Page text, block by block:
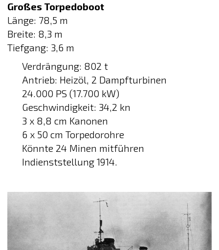
Großes Torpedoboot
Länge: 78,5 m
Breite: 8,3 m
Tiefgang: 3,6 m
Verdrängung: 802 t
Antrieb: Heizöl, 2 Dampfturbinen
24.000 PS (17.700 kW)
Geschwindigkeit: 34,2 kn
3 x 8,8 cm Kanonen
6 x 50 cm Torpedorohre
Könnte 24 Minen mitführen
Indienststellung 1914.